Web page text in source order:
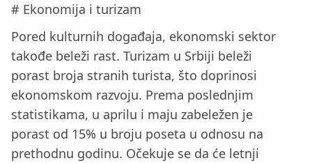
# Ekonomija i turizam
Pored kulturnih događaja, ekonomski sektor
takođe beleži rast. Turizam u Srbiji beleži
porast broja stranih turista, što doprinosi
ekonomskom razvoju. Prema poslednjim
statistikama, u aprilu i maju zabeležen je
porast od 15% u broju poseta u odnosu na
prethodnu godinu. Očekuje se da će letnji